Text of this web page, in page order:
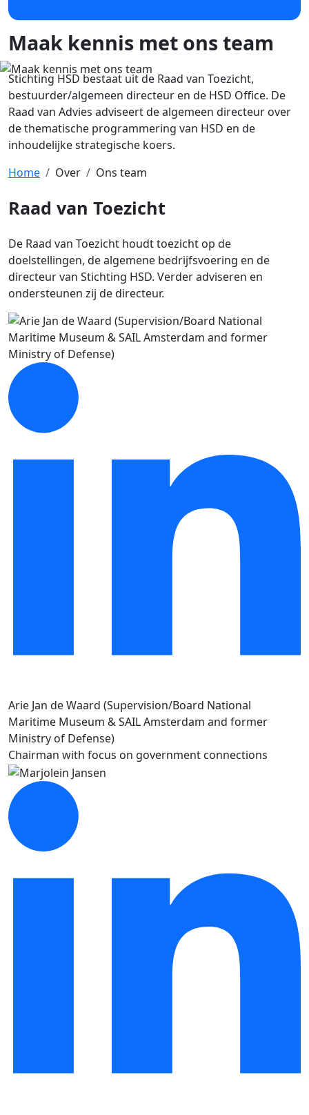
Maak kennis met ons team
Stichting HSD bestaat uit de Raad van Toezicht,
bestuurder/algemeen directeur en de HSD Office. De
Raad van Advies adviseert de algemeen directeur over
de thematische programmering van HSD en de
inhoudelijke strategische koers.
Home
Over Ons team
Raad van Toezicht
De Raad van Toezicht houdt toezicht op de
doelstellingen, de algemene bedrijfsvoering en de
directeur van Stichting HSD. Verder adviseren en
ondersteunen zij de directeur.
Arie Jan de Waard (Supervision/Board National
Maritime Museum & SAIL Amsterdam and former
Ministry of Defense)
Chairman with focus on government connections